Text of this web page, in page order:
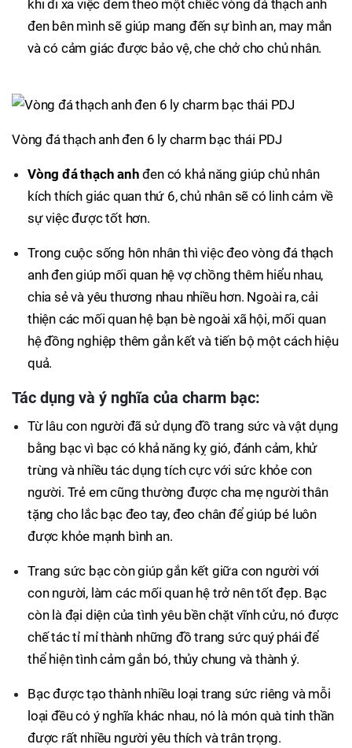
khi đi xa việc đem theo một chiếc vòng đá thạch anh
đen bên mình sẽ giúp mang đến sự bình an, may mắn
và có cảm giác được bảo vệ, che chở cho chủ nhân.
Vòng đá thạch anh đen 6 ly charm bạc thái PDJ​
Vòng đá thạch anhđen có khả năng giúp chủ nhân
kích thích giác quan thứ 6, chủ nhân sẽ có linh cảm về
sự việc được tốt hơn.
Trong cuộc sống hôn nhân thì việc đeo vòng đá thạch
anh đen giúp mối quan hệ vợ chồng thêm hiểu nhau,
chia sẻ và yêu thương nhau nhiều hơn. Ngoài ra, cải
thiện các mối quan hệ bạn bè ngoài xã hội, mối quan
hệ đồng nghiệp thêm gắn kết và tiến bộ một cách hiệu
quả.​
Tác dụng và ý nghĩa của charm bạc:
Từ lâu con người đã sử dụng đồ trang sức và vật dụng
bằng bạc vì bạc có khả năng kỵ gió, đánh cảm, khử
trùng và nhiều tác dụng tích cực với sức khỏe con
người. Trẻ em cũng thường được cha mẹ người thân
tặng cho lắc bạc đeo tay, đeo chân để giúp bé luôn
được khỏe mạnh bình an.
Trang sức bạc còn giúp gắn kết giữa con người với
con người, làm các mối quan hệ trở nên tốt đẹp. Bạc
còn là đại diện của tình yêu bền chặt vĩnh cửu, nó được
chế tác tỉ mỉ thành những đồ trang sức quý phái để
thể hiện tình cảm gắn bó, thủy chung và thành ý.
Bạc được tạo thành nhiều loại trang sức riêng và mỗi
loại đều có ý nghĩa khác nhau, nó là món quà tinh thần
được rất nhiều người yêu thích và trân trọng.